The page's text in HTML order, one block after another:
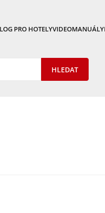
PRO HOTELYVIDEOMANUÁLY